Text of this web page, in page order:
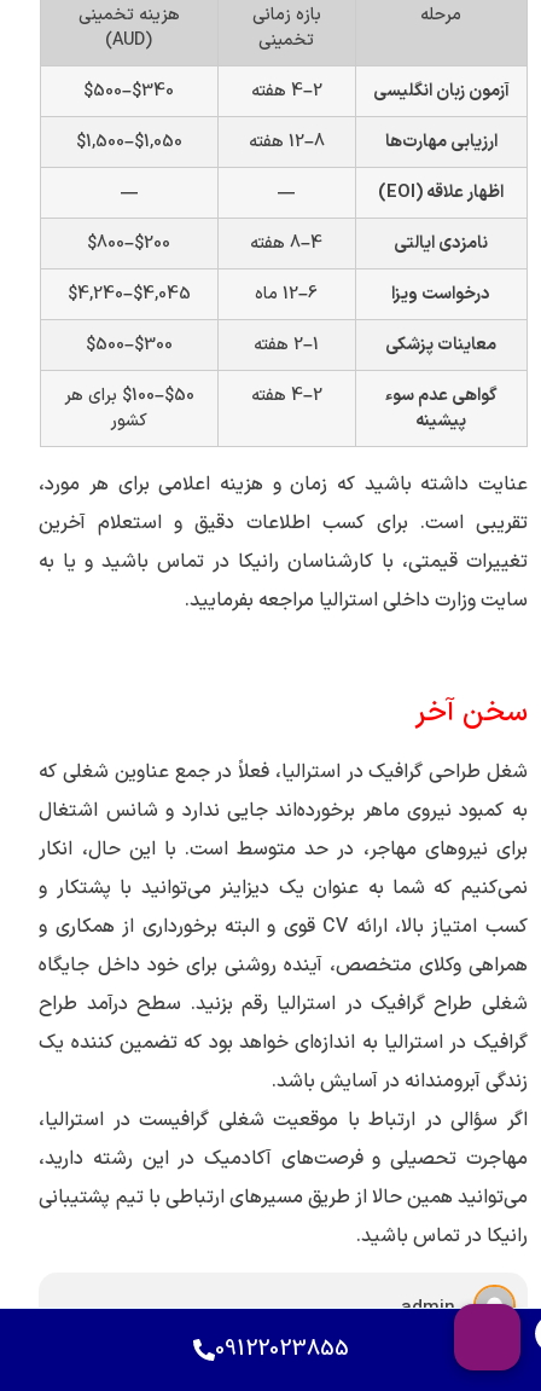
مرحله
بازه زمانی
تخمینی
هزینه تخمینی
(AUD)
آزمون زبان انگلیسی
2–4 هفته
$340–$500
ارزیابی مهارت‌ها
8–12 هفته
$1,050–$1,500
اظهار علاقه (EOI)
—
—
نامزدی ایالتی
4–8 هفته
$200–$800
درخواست ویزا
6–12 ماه
$4,045–$4,240
معاینات پزشکی
1–2 هفته
$300–$500
گواهی عدم سوء
پیشینه
2–4 هفته
$50–$100 برای هر
کشور
عنایت داشته باشید که زمان و هزینه اعلامی برای هر مورد،
تقریبی است. برای کسب اطلاعات دقیق و استعلام آخرین
تغییرات قیمتی، با کارشناسان رانیکا در تماس باشید و یا به
سایت وزارت داخلی استرالیا مراجعه بفرمایید.
سخن آخر
شغل طراحی گرافیک در استرالیا، فعلاً در جمع عناوین شغلی که
به کمبود نیروی ماهر برخورده‌اند جایی ندارد و شانس اشتغال
برای نیروهای مهاجر، در حد متوسط است. با این حال، انکار
نمی‌کنیم که شما به عنوان یک دیزاینر می‌‎توانید با پشتکار و
کسب امتیاز بالا، ارائه CV قوی و البته برخورداری از همکاری و
همراهی وکلای متخصص، آینده روشنی برای خود داخل جایگاه
شغلی طراح گرافیک در استرالیا رقم بزنید. سطح درآمد طراح
گرافیک در استرالیا به اندازه‌ای خواهد بود که تضمین کننده یک
زندگی آبرومندانه در آسایش باشد.
اگر سؤالی در ارتباط با موقعیت شغلی گرافیست در استرالیا،
مهاجرت تحصیلی و فرصت‌های آکادمیک در این رشته دارید،
می‌توانید همین حالا از طریق مسیرهای ارتباطی با تیم پشتیبانی
رانیکا در تماس باشید.
admin
09122023855